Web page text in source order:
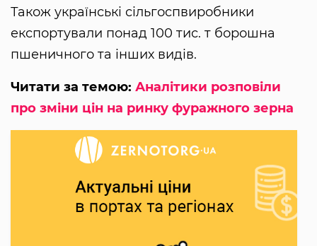
Також українські сільгоспвиробники
експортували понад 100 тис. т борошна
пшеничного та інших видів.
Читати за темою: Аналітики розповіли
про зміни цін на ринку фуражного зерна